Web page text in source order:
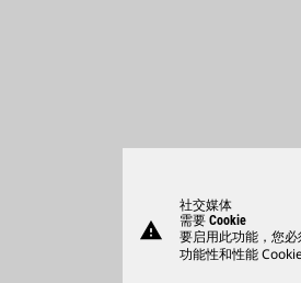
warning
社交媒体
需要 Cookie
要启用此功能，您必
功能性和性能 Cookie